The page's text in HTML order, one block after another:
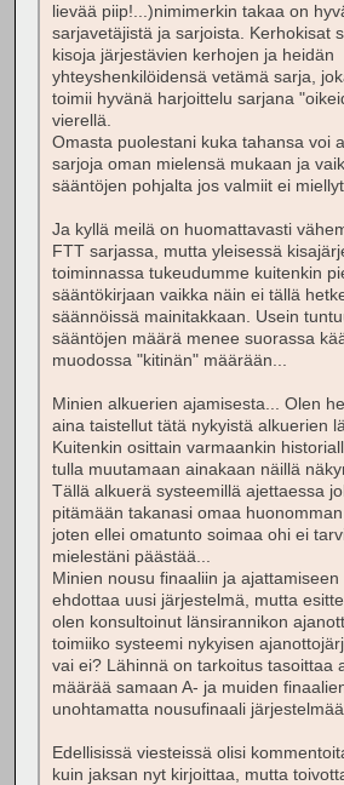
lievää piip!...)nimimerkin takaa on
sarjavetäjistä ja sarjoista. Kerhokisat
kisoja järjestävien kerhojen ja heidän
yhteyshenkilöidensä vetämä sarja,
toimii hyvänä harjoittelu sarjana
vierellä.
Omasta puolestani kuka tahansa voi
sarjoja oman mielensä mukaan ja
sääntöjen pohjalta jos valmiit ei
Ja kyllä meilä on huomattavasti
FTT sarjassa, mutta yleisessä
toiminnassa tukeudumme kuitenkin
sääntökirjaan vaikka näin ei tällä
säännöissä mainitakkaan. Usein
sääntöjen määrä menee suorassa
muodossa "kitinän" määrään...
Minien alkuerien ajamisesta... Olen
aina taistellut tätä nykyistä alkuerien
Kuitenkin osittain varmaankin
tulla muutamaan ainakaan näillä
Tällä alkuerä systeemillä ajettaessa
pitämään takanasi omaa
joten ellei omatunto soimaa ohi ei
mielestäni päästää...
Minien nousu finaaliin ja ajattamiseen
ehdottaa uusi järjestelmä, mutta
olen konsultoinut länsirannikon
toimiiko systeemi nykyisen
vai ei? Lähinnä on tarkoitus tasoittaa
määrää samaan A- ja muiden
unohtamatta nousufinaali järjestelmää.
Edellisissä viesteissä olisi
kuin jaksan nyt kirjoittaa, mutta